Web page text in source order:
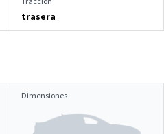
trasera
Dimensiones